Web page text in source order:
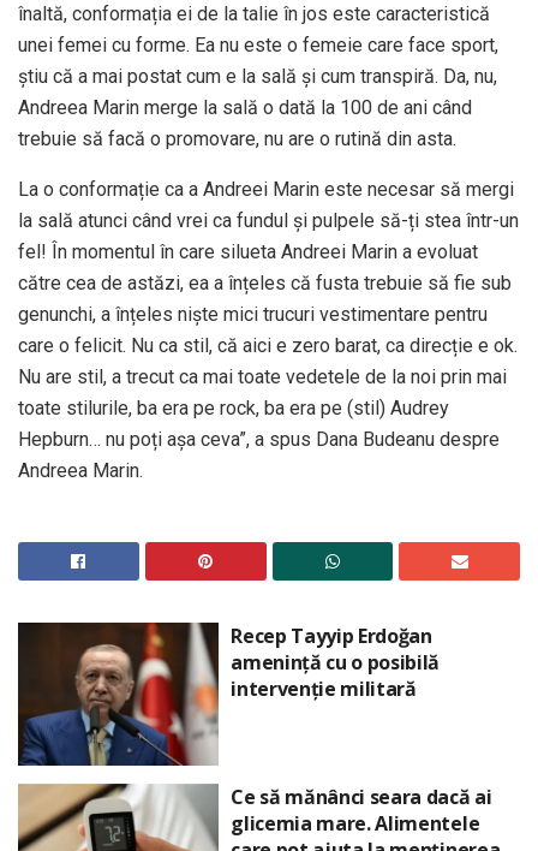
înaltă, conformația ei de la talie în jos este caracteristică
unei femei cu forme. Ea nu este o femeie care face sport,
știu că a mai postat cum e la sală și cum transpiră. Da, nu,
Andreea Marin merge la sală o dată la 100 de ani când
trebuie să facă o promovare, nu are o rutină din asta.
La o conformație ca a Andreei Marin este necesar să mergi
la sală atunci când vrei ca fundul și pulpele să-ți stea într-un
fel! În momentul în care silueta Andreei Marin a evoluat
către cea de astăzi, ea a înțeles că fusta trebuie să fie sub
genunchi, a înțeles niște mici trucuri vestimentare pentru
care o felicit. Nu ca stil, că aici e zero barat, ca direcție e ok.
Nu are stil, a trecut ca mai toate vedetele de la noi prin mai
toate stilurile, ba era pe rock, ba era pe (stil) Audrey
Hepburn… nu poți așa ceva”, a spus Dana Budeanu despre
Andreea Marin.
Recep Tayyip Erdoğan
amenință cu o posibilă
intervenție militară
Ce să mănânci seara dacă ai
glicemia mare. Alimentele